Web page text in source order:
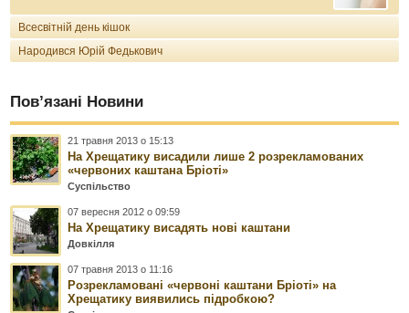
Всесвітній день кішок
Народився Юрій Федькович
Пов’язані Новини
21 травня 2013 о 15:13
На Хрещатику висадили лише 2 розрекламованих
«червоних каштана Бріоті»
Суспільство
07 вересня 2012 о 09:59
На Хрещатику висадять нові каштани
Довкілля
07 травня 2013 о 11:16
Розрекламовані «червоні каштани Бріоті» на
Хрещатику виявились підробкою?